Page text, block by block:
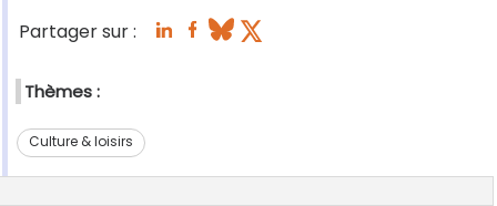
Partager sur :
Thèmes :
Culture & loisirs